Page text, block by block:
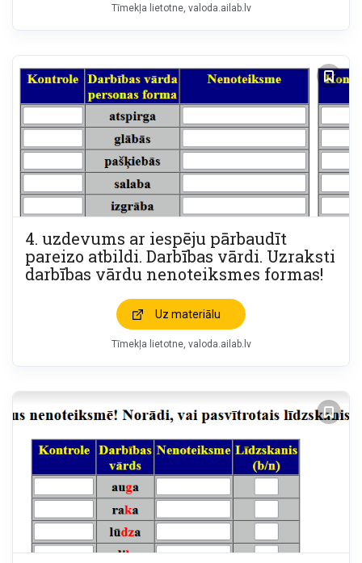
Tīmekļa lietotne valoda.ailab.lv
4. uzdevums ar iespēju pārbaudīt
pareizo atbildi. Darbības vārdi. Uzraksti
darbības vārdu nenoteiksmes formas!
Uz materiālu
Tīmekļa lietotne valoda.ailab.lv